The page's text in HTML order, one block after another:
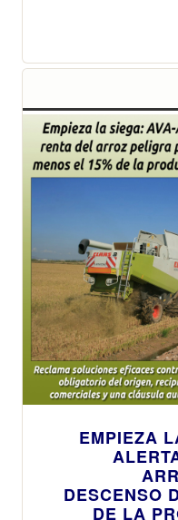
EMPIEZA
DESCENSO
DE LA